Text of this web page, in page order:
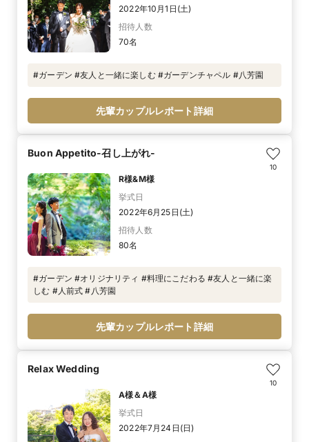
2022年10月1日(土)
招待人数
70名
#ガーデン #友人と一緒に楽しむ #ガーデンチャペル #八芳園
先輩カップルレポート詳細
Buon Appetito-召し上がれ-
10
R様&M様
挙式日
2022年6月25日(土)
招待人数
80名
#ガーデン #オリジナリティ #料理にこだわる #友人と一緒に楽
しむ #人前式 #八芳園
先輩カップルレポート詳細
Relax Wedding
10
A様＆A様
挙式日
2022年7月24日(日)